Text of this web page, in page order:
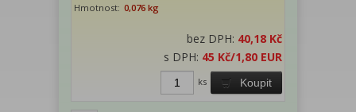
Hmotnost: 0,076 kg
bez DPH: 40,18 Kč
s DPH: 45 Kč/1,80 EUR
Koupit
ks